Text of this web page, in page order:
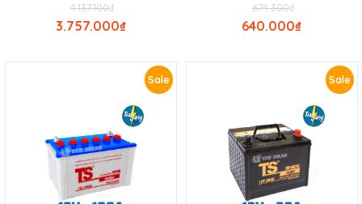
₫
4.137.100
₫
3.757.000
₫
674.300
₫
640.000
Sale Sale